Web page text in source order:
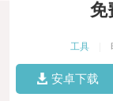
免
工具
安卓下载